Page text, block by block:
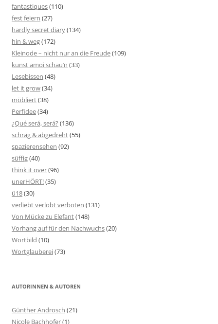
fantastiques(110)
fest feiern (27)
hardly secret diary(134)
hin & weg(172)
Kleinode – nicht nur an die Freude(109)
kunst amoi schau’n (33)
Lesebissen (48)
let it grow(34)
möbliert(38)
Perfidee(34)
¿Qué será, será? (136)
schräg & abgedreht(55)
spazierensehen (92)
süffig(40)
think it over(96)
unerHÖRT!(35)
ü18(30)
verliebt verlobt verboten (131)
Von Mücke zu Elefant(148)
Vorhang auf für den Nachwuchs(20)
Wortbild (10)
Wortglauberei(73)
AUTORINNEN & AUTOREN
Günther Androsch (21)
Nicole Bachhofer(1)